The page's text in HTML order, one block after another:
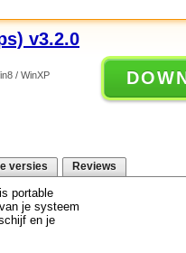
v3.2.0
/ WinXP
versies Reviews
portable
je systeem
en je